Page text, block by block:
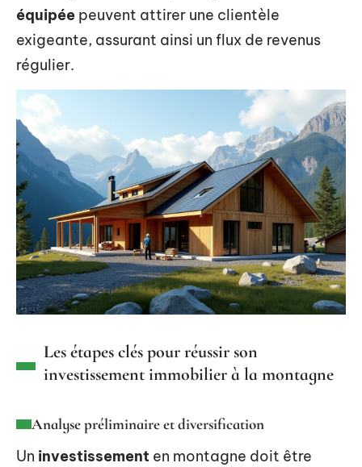
équipée peuvent attirer une clientèle
exigeante, assurant ainsi un flux de revenus
régulier.
Les étapes clés pour réussir son
investissement immobilier à la montagne
Analyse préliminaire et diversification
Un investissement en montagne doit être